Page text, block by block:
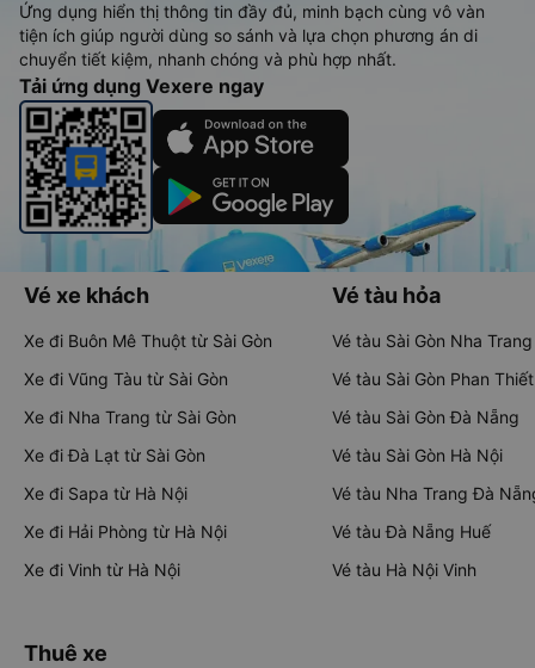
Ứng dụng hiển thị thông tin đầy đủ, minh bạch cùng vô vàn
tiện ích giúp người dùng so sánh và lựa chọn phương án di
chuyển tiết kiệm, nhanh chóng và phù hợp nhất.
Tải ứng dụng Vexere ngay
Vé xe khách
Xe đi Buôn Mê Thuột từ Sài Gòn
Xe đi Vũng Tàu từ Sài Gòn
Xe đi Nha Trang từ Sài Gòn
Xe đi Đà Lạt từ Sài Gòn
Xe đi Sapa từ Hà Nội
Xe đi Hải Phòng từ Hà Nội
Xe đi Vinh từ Hà Nội
Vé tàu hỏa
Vé tàu Sài Gòn Nha Trang
Vé tàu Sài Gòn Phan Thiết
Vé tàu Sài Gòn Đà Nẵng
Vé tàu Sài Gòn Hà Nội
Vé tàu Nha Trang Đà
Vé tàu Đà Nẵng Huế
Vé tàu Hà Nội Vinh
Thuê xe